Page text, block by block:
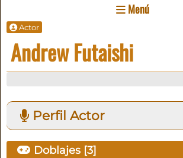
Menú
Actor
Andrew Futaishi
Perfil Actor
Doblajes [3]